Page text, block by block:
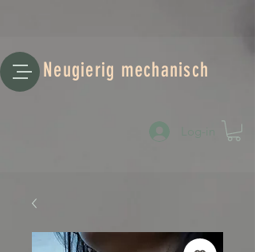
Neugierig mechanisch
Log-in